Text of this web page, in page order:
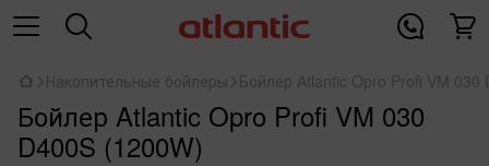
Накопительные бойлеры Бойлер Atlantic Opro Profi VM 030
Бойлер Atlantic Opro Profi VM 030
D400S (1200W)